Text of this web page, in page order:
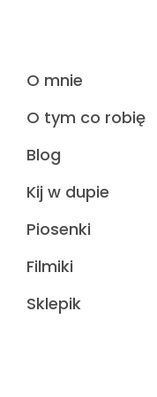
O mnie
O tym co robię
Blog
Kij w dupie
Piosenki
Filmiki
Sklepik